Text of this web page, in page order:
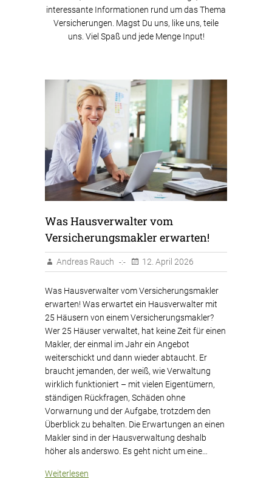
interessante Informationen rund um das Thema
Versicherungen. Magst Du uns, like uns, teile
uns. Viel Spaß und jede Menge Input!
Was Hausverwalter vom
Versicherungsmakler erwarten!
Andreas Rauch 12. April 2026
Was Hausverwalter vom Versicherungsmakler
erwarten! Was erwartet ein Hausverwalter mit
25 Häusern von einem Versicherungsmakler?
Wer 25 Häuser verwaltet, hat keine Zeit für einen
Makler, der einmal im Jahr ein Angebot
weiterschickt und dann wieder abtaucht. Er
braucht jemanden, der weiß, wie Verwaltung
wirklich funktioniert – mit vielen Eigentümern,
ständigen Rückfragen, Schäden ohne
Vorwarnung und der Aufgabe, trotzdem den
Überblick zu behalten. Die Erwartungen an einen
Makler sind in der Hausverwaltung deshalb
höher als anderswo. Es geht nicht um eine…
Weiterlesen